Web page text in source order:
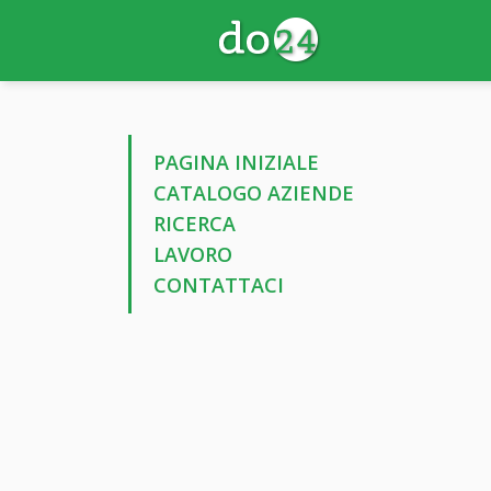
PAGINA INIZIALE
CATALOGO AZIENDE
RICERCA
LAVORO
CONTATTACI